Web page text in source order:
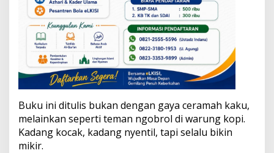
Buku ini ditulis bukan dengan gaya ceramah kaku,
melainkan seperti teman ngobrol di warung kopi.
Kadang kocak, kadang nyentil, tapi selalu bikin
mikir.